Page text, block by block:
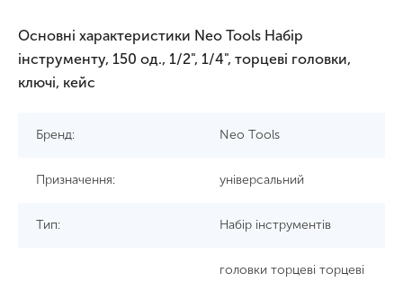
Основні характеристики Neo Tools Набір
інструменту, 150 од., 1/2", 1/4", торцеві головки,
ключі, кейс
Бренд: Neo Tools
Призначення: універсальний
Тип: Набір інструментів
головки торцеві торцеві